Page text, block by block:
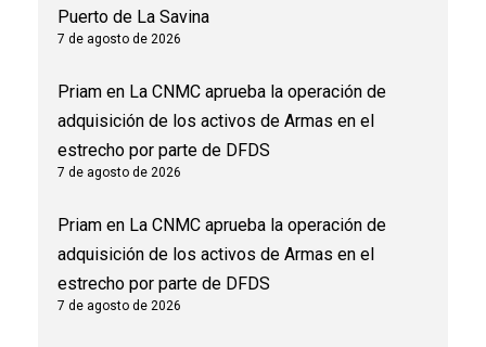
Puerto de La Savina
7 de agosto de 2026
Priam en La CNMC aprueba la operación de
adquisición de los activos de Armas en el
estrecho por parte de DFDS
7 de agosto de 2026
Priam en La CNMC aprueba la operación de
adquisición de los activos de Armas en el
estrecho por parte de DFDS
7 de agosto de 2026